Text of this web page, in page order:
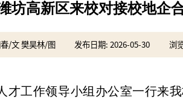
坊高新区来校对接校地企
/文 樊昊林/图 发布日期: 2026-05-30 浏
才工作领导小组办公室一行来